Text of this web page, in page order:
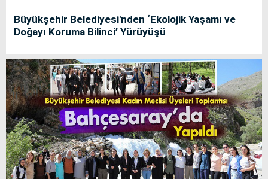
Büyükşehir Belediyesi'nden ‘Ekolojik Yaşamı ve
Doğayı Koruma Bilinci’ Yürüyüşü